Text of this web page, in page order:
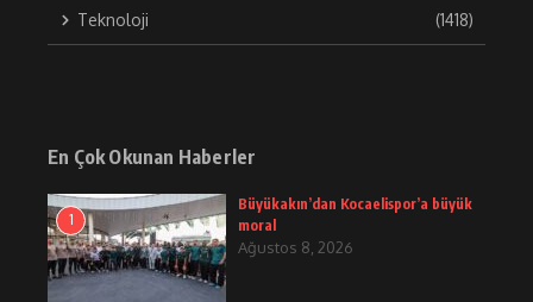
Teknoloji (1418)
En Çok Okunan Haberler
1
Büyükakın’dan Kocaelispor’a büyük
moral
Ağustos 8, 2026